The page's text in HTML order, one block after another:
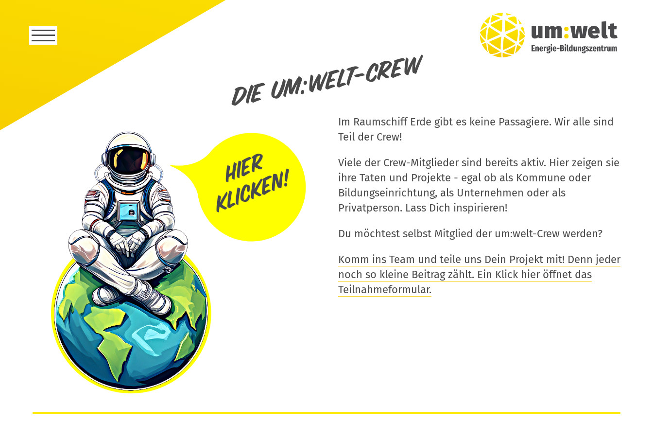
Die um:welt-Crew
Im Raumschiff Erde gibt es keine Passagiere. Wir alle sind
Teil der Crew!
Viele der Crew-Mitglieder sind bereits aktiv. Hier zeigen sie
ihre Taten und Projekte - egal ob als Kommune oder
Bildungseinrichtung, als Unternehmen oder als
Privatperson. Lass Dich inspirieren!
Du möchtest selbst Mitglied der um:welt-Crew werden?
Komm ins Team und teile uns Dein Projekt mit! Denn jeder
noch so kleine Beitrag zählt. Ein Klick hier öffnet das
Teilnahmeformular.